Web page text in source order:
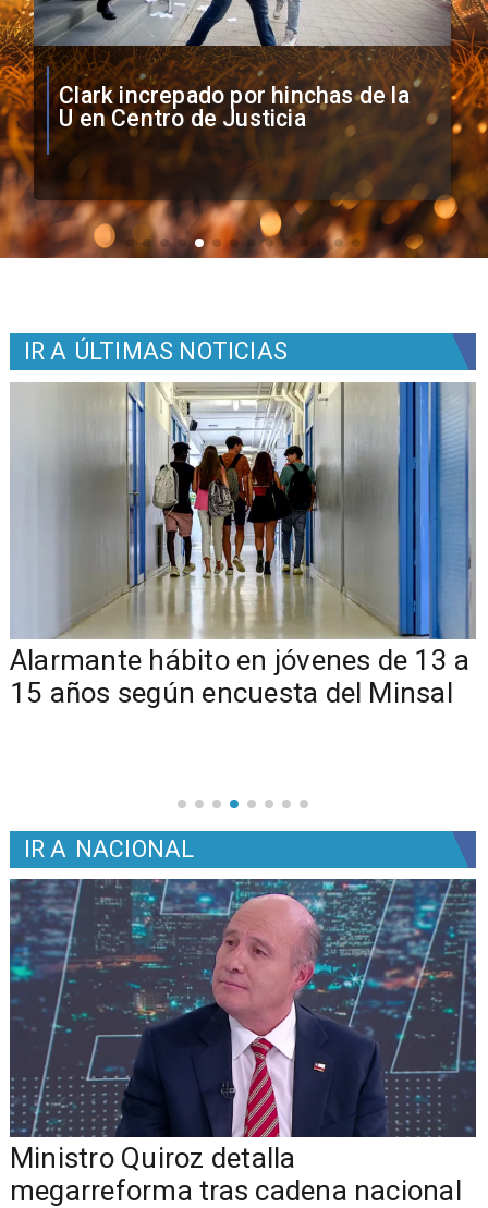
Vozinha firma contrato con Colo
Colo como nuevo arquero
IR A ÚLTIMAS NOTICIAS
Alarmante hábito en jóvenes de 13 a
15 años según encuesta del Minsal
IR A NACIONAL
Ministro Quiroz detalla
megarreforma tras cadena nacional